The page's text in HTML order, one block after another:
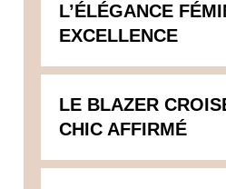
L’ÉLÉGANCE
EXCELLENCE
LE BLAZER
CHIC AFFIRMÉ